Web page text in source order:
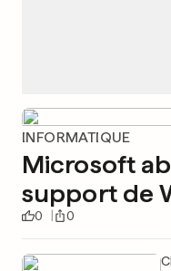
INFORMATIQUE
Microsoft
support de
0 0